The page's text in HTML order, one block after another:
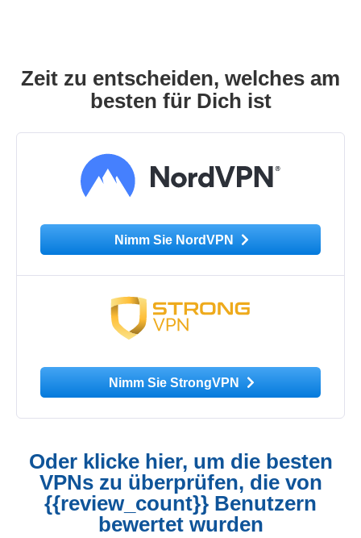
Zeit zu entscheiden, welches am
besten für Dich ist
Nimm Sie NordVPN
Nimm Sie StrongVPN
Oder klicke hier, um die besten
VPNs zu überprüfen, die von
{{review_count}} Benutzern
bewertet wurden